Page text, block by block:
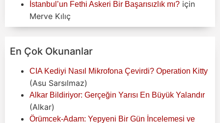
İstanbul’un Fethi Askeri Bir Başarısızlık mı? için
Merve Kılıç
En Çok Okunanlar
CIA Kediyi Nasıl Mikrofona Çevirdi? Operation Kitty
(Asu Sarsılmaz)
Alkar Bildiriyor: Gerçeğin Yarısı En Büyük Yalandır
(Alkar)
Örümcek-Adam: Yepyeni Bir Gün İncelemesi ve